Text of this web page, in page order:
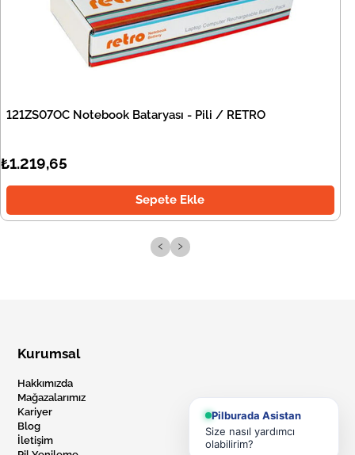
121ZS07OC Notebook Bataryası - Pili / RETRO
₺1.219,65
Sepete Ekle
‹ ›
Kurumsal
Hakkımızda
Mağazalarımız
Kariyer
Blog
İletişim
Pilburada Asistan
Size nasıl yardımcı
olabilirim?